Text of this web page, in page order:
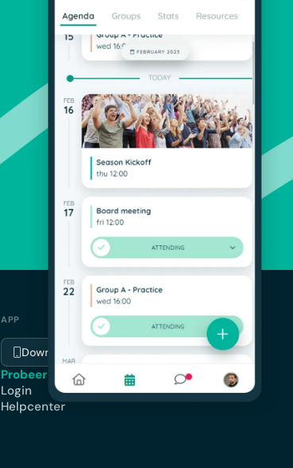
APP
Download de app
Probeer gratis
Login
Helpcenter